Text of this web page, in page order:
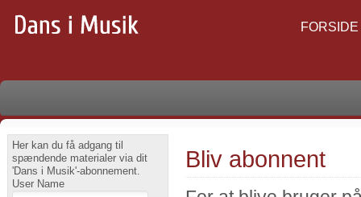
FORSIDE
Her kan du få adgang til
spændende materialer via dit
'Dans i Musik'-abonnement.
User Name
Bliv abonnent